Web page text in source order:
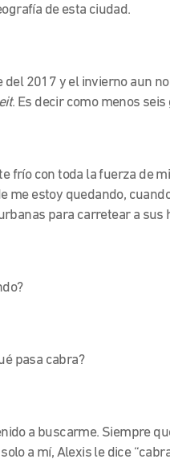
de esta ciudad.
2017 y el invierno aun
. Es decir como menos seis
frío con toda la fuerza de
me estoy quedando,
para carretear a sus
pasa cabra?
a buscarme. Siempre
solo a mí, Alexis le dice